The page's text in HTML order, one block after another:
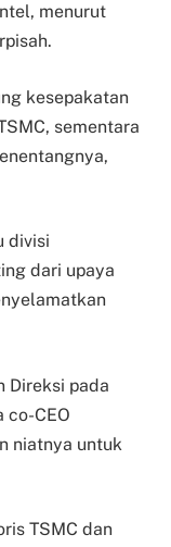
menurut
kesepakatan
sementara
divisi
dari upaya
Direksi pada
co-CEO
niatnya untuk
TSMC dan